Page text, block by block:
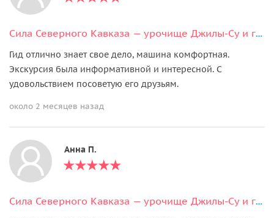
Сила Северного Кавказа — урочище Джилы-Су и гора Тузлук
Гид отлично знает свое дело, машина комфортная.
Экскурсия была информативной и интересной. С
удовольствием посоветую его друзьям.
около 2 месяцев назад
Анна П.
Сила Северного Кавказа — урочище Джилы-Су и гора Тузлук